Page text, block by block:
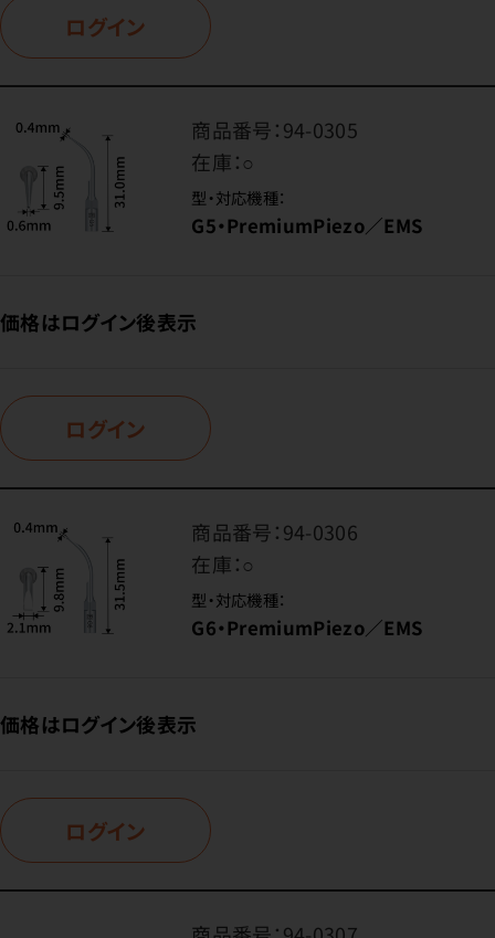
ログイン
商品番号：94-0305
在庫：○
型・対応機種：
G5・PremiumPiezo／EMS
価格はログイン後表示
ログイン
商品番号：94-0306
在庫：○
型・対応機種：
G6・PremiumPiezo／EMS
価格はログイン後表示
ログイン